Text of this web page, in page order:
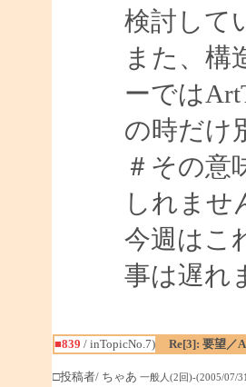
検討して
また、構
ーでは
の時だけ
＃その意
しれませ
今週はこ
事は遅れ
■839 / inTopicNo.7) Re[3]: 要望／
□投稿者/ ちゃあ 一般人(2回)-(2005/07/